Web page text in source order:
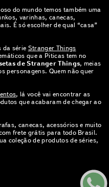
do mundo temos também uma
varinhas, canecas,
É só escolher de qual “casa”
da série Stranger Things
que a Piticas tem no
de Stranger Things, meias
personagens. Quem não quer
, lá você vai encontrar as
que acabaram de chegar ao
canecas, acessórios e muito
frete grátis para todo Brasil.
coleção de produtos de séries,